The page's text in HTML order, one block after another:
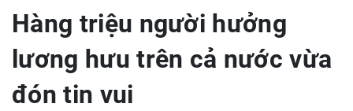
Hàng triệu người hưởng
lương hưu trên cả nước vừa
đón tin vui